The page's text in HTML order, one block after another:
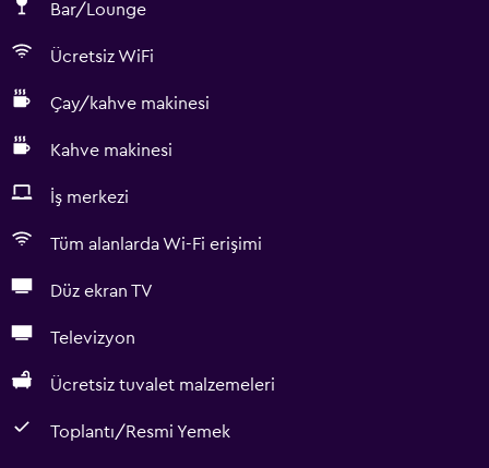
Bar/Lounge
Ücretsiz WiFi
Çay/kahve makinesi
Kahve makinesi
İş merkezi
Tüm alanlarda Wi-Fi erişimi
Düz ekran TV
Televizyon
Ücretsiz tuvalet malzemeleri
Toplantı/Resmi Yemek